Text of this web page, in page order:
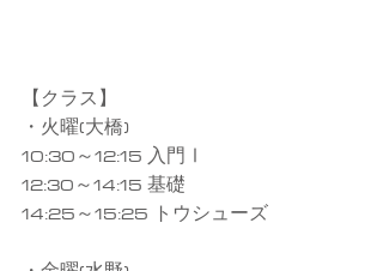
【クラス】
・火曜(大橋)
10:30～12:15 入門Ⅰ
12:30～14:15 基礎
14:25～15:25 トウシューズ